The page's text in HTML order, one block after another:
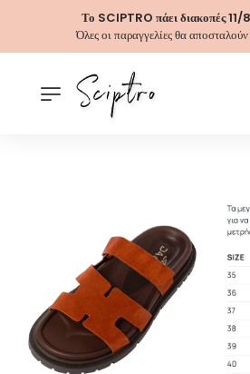
Το SCIPTRO πάει διακοπές
Όλες οι παραγγελίες θα